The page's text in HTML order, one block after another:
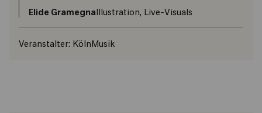
Elide GramegnaIllustration, Live-Visuals
Veranstalter: KölnMusik